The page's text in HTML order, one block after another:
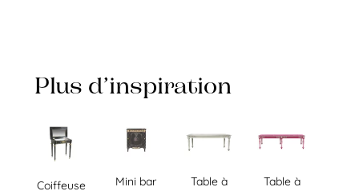
Plus d’inspiration
Coiffeuse
Mini bar
Table à
Table à